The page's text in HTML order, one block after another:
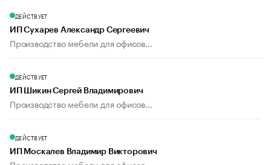
ДЕЙСТВУЕТ
ИП Сухарев Александр Сергеевич
Производство мебели для офисов...
ДЕЙСТВУЕТ
ИП Шикин Сергей Владимирович
Производство мебели для офисов...
ДЕЙСТВУЕТ
ИП Москалев Владимир Викторович